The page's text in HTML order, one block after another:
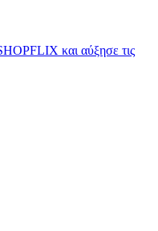
και αύξησε τις